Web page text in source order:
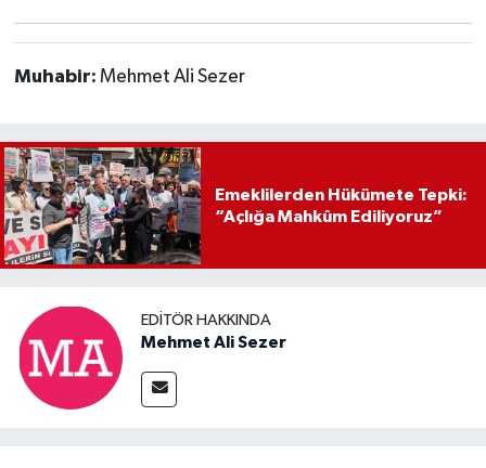
Muhabir: Mehmet Ali Sezer
Emeklilerden Hükümete Tepki:
“Açlığa Mahkûm Ediliyoruz”
EDITÖR HAKKINDA
Mehmet Ali Sezer